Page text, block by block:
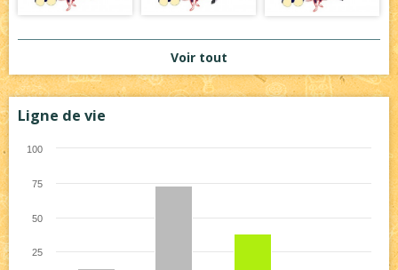
Voir tout
Ligne de vie
25
50
75
100